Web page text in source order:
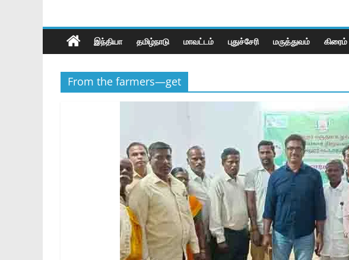
இந்தியா தமிழ்நாடு மாவட்டம் புதுச்சேரி மருத்துவம் கிரைம்
From the farmers—get